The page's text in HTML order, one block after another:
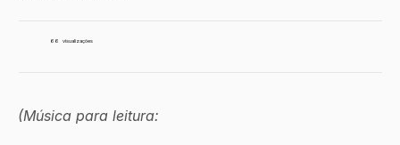
66 visualizações
(Música para leitura: